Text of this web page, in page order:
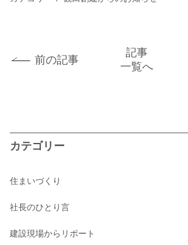
前の記事
記事
一覧へ
カテゴリー
住まいづくり
社長のひとり言
建設現場からリポート